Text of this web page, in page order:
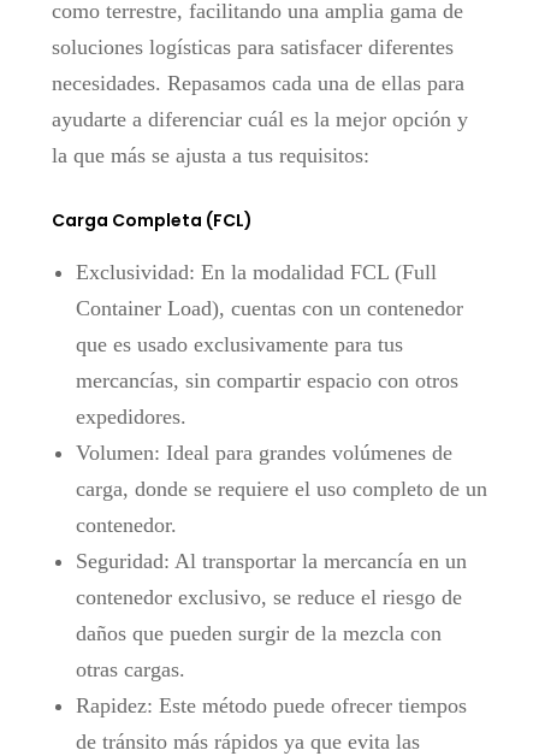
como terrestre, facilitando una amplia gama de
soluciones logísticas para satisfacer diferentes
necesidades. Repasamos cada una de ellas para
ayudarte a diferenciar cuál es la mejor opción y
la que más se ajusta a tus requisitos:
Carga Completa (FCL)
Exclusividad: En la modalidad FCL (Full
Container Load), cuentas con un contenedor
que es usado exclusivamente para tus
mercancías, sin compartir espacio con otros
expedidores.
Volumen: Ideal para grandes volúmenes de
carga, donde se requiere el uso completo de un
contenedor.
Seguridad: Al transportar la mercancía en un
contenedor exclusivo, se reduce el riesgo de
daños que pueden surgir de la mezcla con
otras cargas.
Rapidez: Este método puede ofrecer tiempos
de tránsito más rápidos ya que evita las